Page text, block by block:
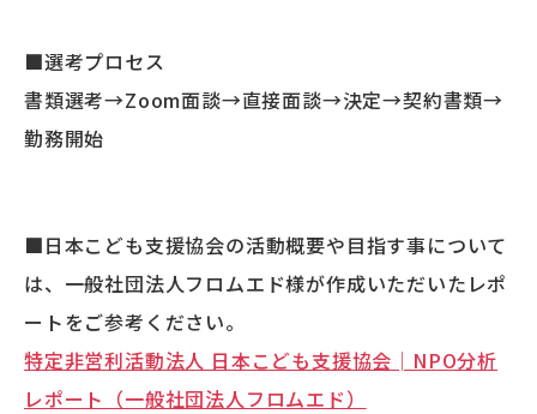
■選考プロセス
書類選考→Zoom面談→直接面談→決定→契約書類→
勤務開始
■日本こども支援協会の活動概要や目指す事について
は、一般社団法人フロムエド様が作成いただいたレポ
ートをご参考ください。
特定非営利活動法人 日本こども支援協会│NPO分析
レポート（一般社団法人フロムエド）